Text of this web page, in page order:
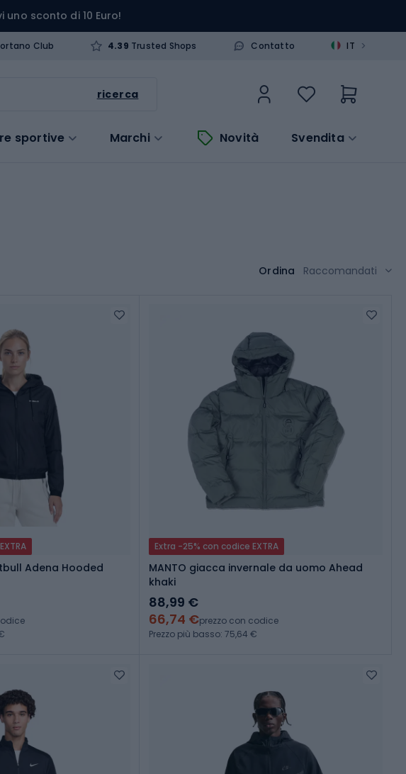
sconto di 10 Euro!
Club 4.39 Trusted Shops Contatto IT >
ricerca
sportive Marchi Novità Svendita
Ordina Raccomandati
Adena Hooded
Extra -25% con codice EXTRA
MANTO giacca invernale da uomo Ahead
khaki
88,99 €
66,74 €prezzo con codice
Prezzo più basso: 75,64 €